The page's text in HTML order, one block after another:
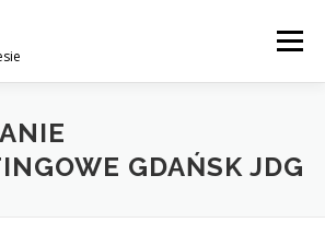
Menu
CO ZYSKUJESZ ?
GDAŃSK JDG